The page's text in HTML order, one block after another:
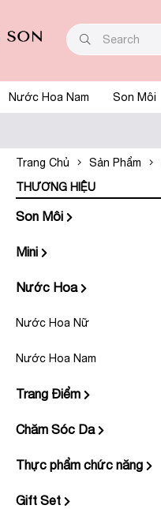
Nước Hoa Nam Son Môi
Trang Chủ Sản Phẩm
THƯƠNG HIỆU
Son Môi
Mini
Nước Hoa
Nước Hoa Nữ
Nước Hoa Nam
Trang Điểm
Chăm Sóc Da
Thực phẩm chức năng
Gift Set